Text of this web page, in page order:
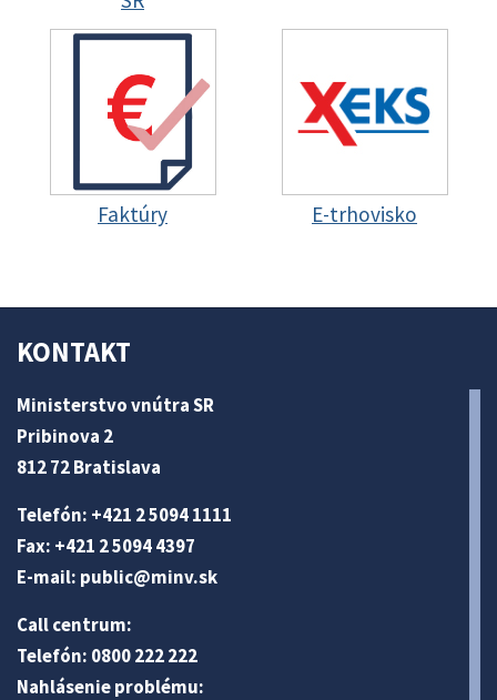
Faktúry E-trhovisko
KONTAKT
Ministerstvo vnútra SR
Pribinova 2
812 72 Bratislava
Telefón: +421 2 5094 1111
Fax: +421 2 5094 4397
E-mail: public@minv.sk
Call centrum:
Telefón: 0800 222 222
Nahlásenie problému: